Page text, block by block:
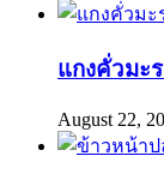
แกงคั่วมะ
August 22,